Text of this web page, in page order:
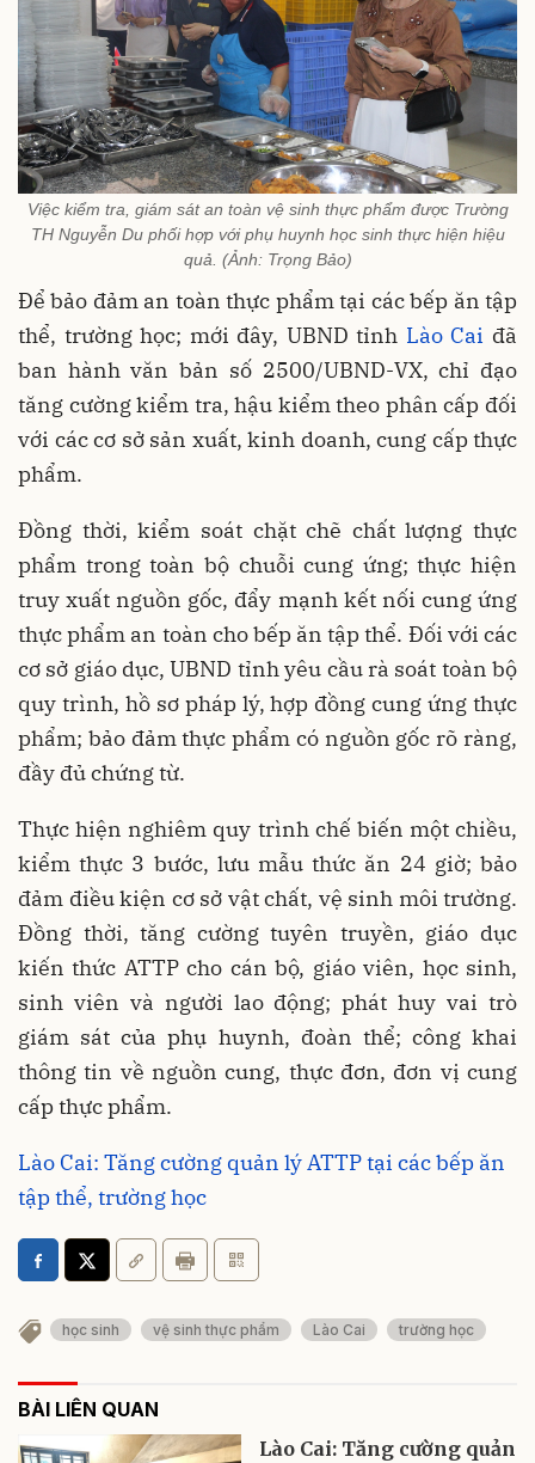
Việc kiểm tra, giám sát an toàn vệ sinh thực phẩm được Trường
TH Nguyễn Du phối hợp với phụ huynh học sinh thực hiện hiệu
quả. (Ảnh: Trọng Bảo)
Để bảo đảm an toàn thực phẩm tại các bếp ăn tập
thể, trường học; mới đây, UBND tỉnh Lào Cai đã
ban hành văn bản số 2500/UBND-VX, chỉ đạo
tăng cường kiểm tra, hậu kiểm theo phân cấp đối
với các cơ sở sản xuất, kinh doanh, cung cấp thực
phẩm.
Đồng thời, kiểm soát chặt chẽ chất lượng thực
phẩm trong toàn bộ chuỗi cung ứng; thực hiện
truy xuất nguồn gốc, đẩy mạnh kết nối cung ứng
thực phẩm an toàn cho bếp ăn tập thể. Đối với các
cơ sở giáo dục, UBND tỉnh yêu cầu rà soát toàn bộ
quy trình, hồ sơ pháp lý, hợp đồng cung ứng thực
phẩm; bảo đảm thực phẩm có nguồn gốc rõ ràng,
đầy đủ chứng từ.
Thực hiện nghiêm quy trình chế biến một chiều,
kiểm thực 3 bước, lưu mẫu thức ăn 24 giờ; bảo
đảm điều kiện cơ sở vật chất, vệ sinh môi trường.
Đồng thời, tăng cường tuyên truyền, giáo dục
kiến thức ATTP cho cán bộ, giáo viên, học sinh,
sinh viên và người lao động; phát huy vai trò
giám sát của phụ huynh, đoàn thể; công khai
thông tin về nguồn cung, thực đơn, đơn vị cung
cấp thực phẩm.
Lào Cai: Tăng cường quản lý ATTP tại các bếp ăn
tập thể, trường học
học sinh vệ sinh thực phẩm Lào Cai trường học
BÀI LIÊN QUAN
Lào Cai: Tăng cường quản